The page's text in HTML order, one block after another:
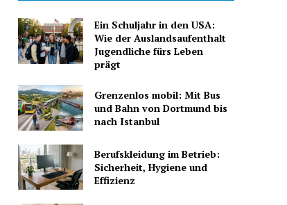
Ein Schuljahr in den USA:
Wie der Auslandsaufenthalt
Jugendliche fürs Leben
prägt
Grenzenlos mobil: Mit Bus
und Bahn von Dortmund bis
nach Istanbul
Berufskleidung im Betrieb:
Sicherheit, Hygiene und
Effizienz